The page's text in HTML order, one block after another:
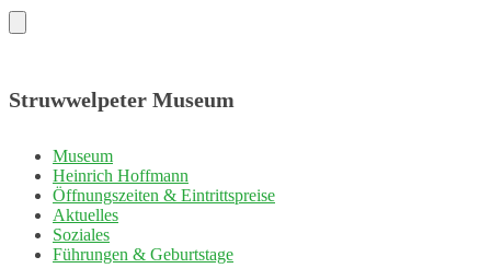
Struwwelpeter Museum
Museum
Heinrich Hoffmann
Öffnungszeiten & Eintrittspreise
Aktuelles
Soziales
Führungen & Geburtstage